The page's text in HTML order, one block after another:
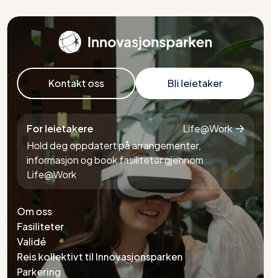
Kontakt oss Bli leietaker
Om oss
Fasiliteter
Validé
Reis kollektivt til Innovasjonsparken
Parkering
For leietakere
Life@Work
Hold deg oppdatert på arrangementer,
informasjon og book fasiliteter gjennom
Life@Work